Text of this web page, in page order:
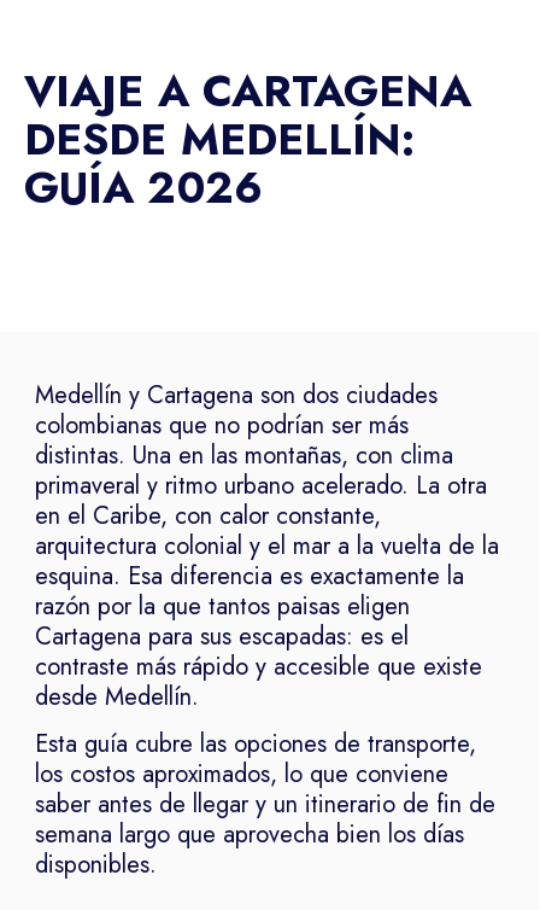
VIAJE A CARTAGENA
DESDE MEDELLÍN:
GUÍA 2026
Medellín y Cartagena son dos ciudades
colombianas que no podrían ser más
distintas. Una en las montañas, con clima
primaveral y ritmo urbano acelerado. La otra
en el Caribe, con calor constante,
arquitectura colonial y el mar a la vuelta de la
esquina. Esa diferencia es exactamente la
razón por la que tantos paisas eligen
Cartagena para sus escapadas: es el
contraste más rápido y accesible que existe
desde Medellín.
Esta guía cubre las opciones de transporte,
los costos aproximados, lo que conviene
saber antes de llegar y un itinerario de fin de
semana largo que aprovecha bien los días
disponibles.